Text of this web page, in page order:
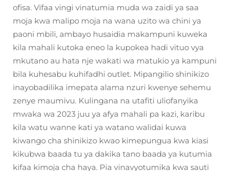
ofisa. Vifaa vingi vinatumia muda wa zaidi ya saa
moja kwa malipo moja na wana uzito wa chini ya
paoni mbili, ambayo husaidia makampuni kuweka
kila mahali kutoka eneo la kupokea hadi vituo vya
mkutano au hata nje wakati wa matukio ya kampuni
bila kuhesabu kuhifadhi outlet. Mipangilio shinikizo
inayobadilika imepata alama nzuri kwenye sehemu
zenye maumivu. Kulingana na utafiti uliofanyika
mwaka wa 2023 juu ya afya mahali pa kazi, karibu
kila watu wanne kati ya watano walidai kuwa
kiwango cha shinikizo kwao kimepungua kwa kiasi
kikubwa baada tu ya dakika tano baada ya kutumia
kifaa kimoja cha haya. Pia vinavyotumika kwa sauti